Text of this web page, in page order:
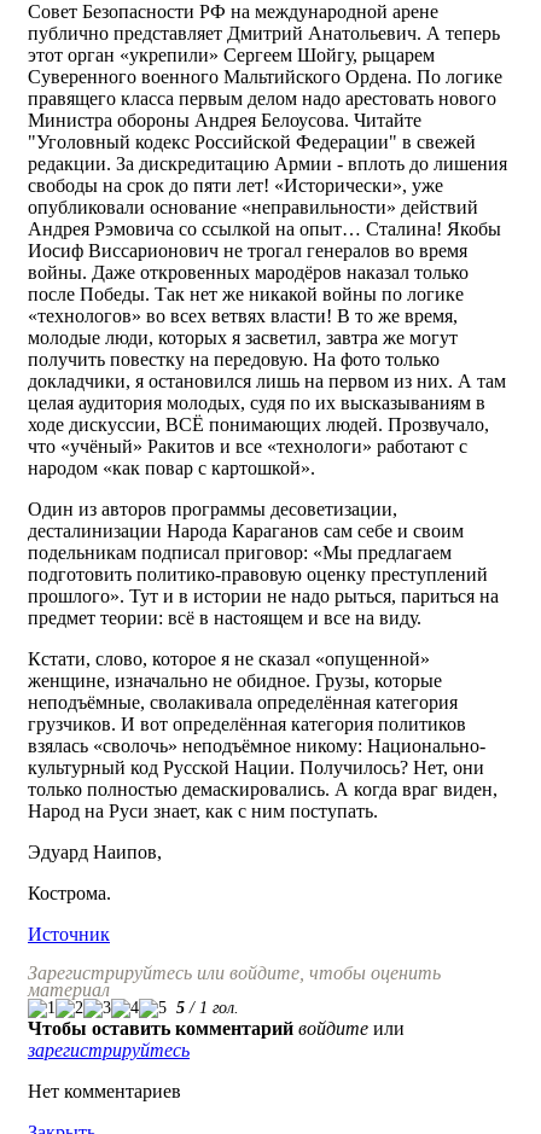
Совет Безопасности РФ на международной арене
публично представляет Дмитрий Анатольевич. А теперь
этот орган «укрепили» Сергеем Шойгу, рыцарем
Суверенного военного Мальтийского Ордена. По логике
правящего класса первым делом надо арестовать нового
Министра обороны Андрея Белоусова. Читайте
"Уголовный кодекс Российской Федерации" в свежей
редакции. За дискредитацию Армии - вплоть до лишения
свободы на срок до пяти лет! «Исторически», уже
опубликовали основание «неправильности» действий
Андрея Рэмовича со ссылкой на опыт… Сталина! Якобы
Иосиф Виссарионович не трогал генералов во время
войны. Даже откровенных мародёров наказал только
после Победы. Так нет же никакой войны по логике
«технологов» во всех ветвях власти! В то же время,
молодые люди, которых я засветил, завтра же могут
получить повестку на передовую. На фото только
докладчики, я остановился лишь на первом из них. А там
целая аудитория молодых, судя по их высказываниям в
ходе дискуссии, ВСЁ понимающих людей. Прозвучало,
что «учёный» Ракитов и все «технологи» работают с
народом «как повар с картошкой».
Один из авторов программы десоветизации,
десталинизации Народа Караганов сам себе и своим
подельникам подписал приговор: «Мы предлагаем
подготовить политико-правовую оценку преступлений
прошлого». Тут и в истории не надо рыться, париться на
предмет теории: всё в настоящем и все на виду.
Кстати, слово, которое я не сказал «опущенной»
женщине, изначально не обидное. Грузы, которые
неподъёмные, сволакивала определённая категория
грузчиков. И вот определённая категория политиков
взялась «сволочь» неподъёмное никому: Национально-
культурный код Русской Нации. Получилось? Нет, они
только полностью демаскировались. А когда враг виден,
Народ на Руси знает, как с ним поступать.
Эдуард Наипов,
Кострома.
Источник
Зарегистрируйтесь или войдите, чтобы оценить
материал
5 / 1 гол.
Чтобы оставить комментарий войдите или
зарегистрируйтесь
Нет комментариев